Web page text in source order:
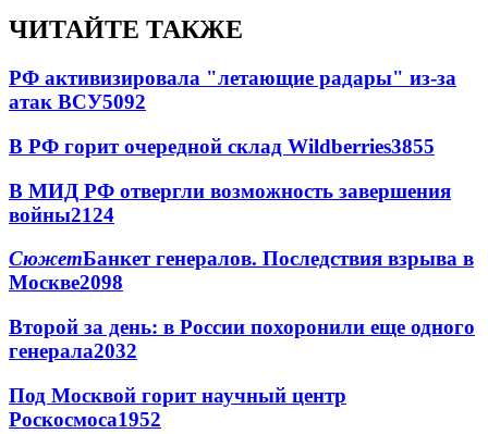
ЧИТАЙТЕ ТАКЖЕ
РФ активизировала "летающие радары" из-за
атак ВСУ5092
В РФ горит очередной склад Wildberries3855
В МИД РФ отвергли возможность завершения
войны2124
СюжетБанкет генералов. Последствия взрыва в
Москве2098
Второй за день: в России похоронили еще одного
генерала2032
Под Москвой горит научный центр
Роскосмоса1952